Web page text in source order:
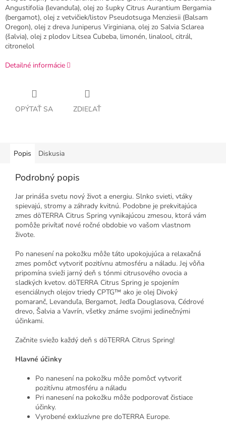
Angustifolia (levanduľa), olej zo šupky Citrus Aurantium Bergamia
(bergamot), olej z vetvičiek/listov Pseudotsuga Menziesii (Balsam
Oregon), olej z dreva Juniperus Virginiana, olej zo Salvia Sclarea
(šalvia), olej z plodov Litsea Cubeba, limonén, linalool, citrál,
citronelol
Detailné informácie
OPÝTAŤ SA ZDIEĽAŤ
Popis Diskusia
Podrobný popis
Jar prináša svetu nový život a energiu. Slnko svieti, vtáky
spievajú, stromy a záhrady kvitnú. Podobne je prekvitajúca
zmes dōTERRA Citrus Spring vynikajúcou zmesou, ktorá vám
pomôže privítať nové ročné obdobie vo vašom vlastnom
živote.
Po nanesení na pokožku môže táto upokojujúca a relaxačná
zmes pomôcť vytvoriť pozitívnu atmosféru a náladu. Jej vôňa
pripomína svieži jarný deň s tónmi citrusového ovocia a
sladkých kvetov. dōTERRA Citrus Spring je spojením
esenciálnych olejov triedy CPTG™ ako je olej Divoký
pomaranč, Levanduľa, Bergamot, Jedľa Douglasova, Cédrové
drevo, Šalvia a Vavrín, všetky známe svojimi jedinečnými
účinkami.
Začnite sviežo každý deň s dōTERRA Citrus Spring!
Hlavné účinky
Po nanesení na pokožku môže pomôcť vytvoriť
pozitívnu atmosféru a náladu
Pri nanesení na pokožku môže podporovať čistiace
účinky.
Vyrobené exkluzívne pre doTERRA Europe.